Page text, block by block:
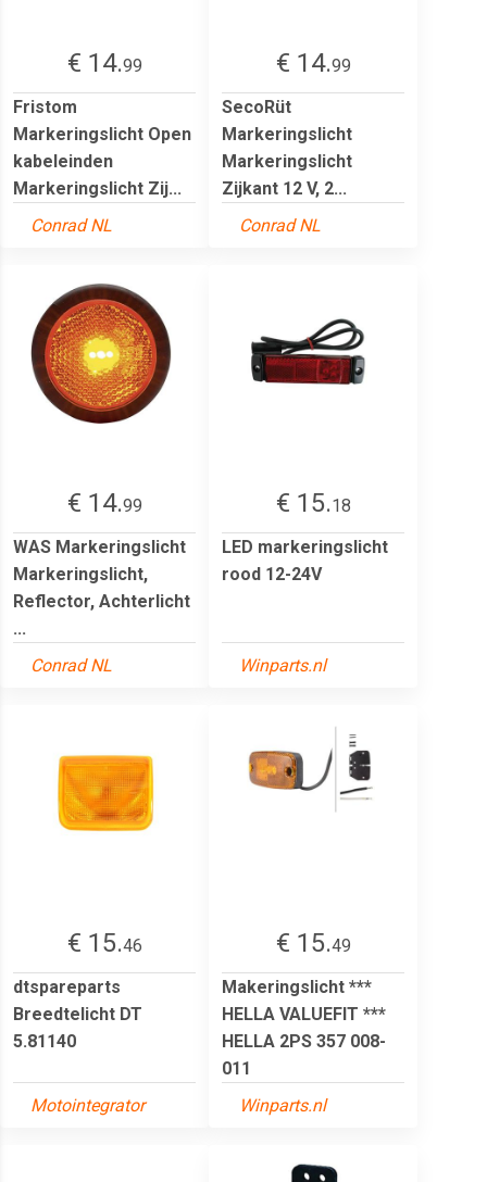
€ 14.99
Fristom
Markeringslicht Open
kabeleinden
Markeringslicht Zij...
Conrad NL
€ 14.99
SecoRüt
Markeringslicht
Markeringslicht
Zijkant 12 V, 2...
Conrad NL
€ 14.99
WAS Markeringslicht
Markeringslicht,
Reflector, Achterlicht
...
Conrad NL
€ 15.18
LED markeringslicht
rood 12-24V
Winparts.nl
€ 15.46
dtspareparts
Breedtelicht DT
5.81140
Motointegrator
€ 15.49
Makeringslicht ***
HELLA VALUEFIT ***
HELLA 2PS 357 008-
011
Winparts.nl